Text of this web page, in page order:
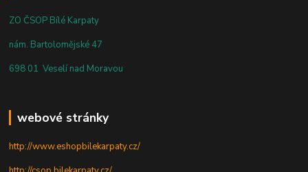
ZO ČSOP Bílé Karpaty
nám. Bartolomějské 47
698 01 Veselí nad Moravou
webové stránky
http://www.eshopbilekarpaty.cz/